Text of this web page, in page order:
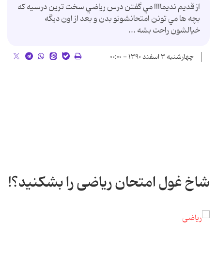
از قديم نديماااا مي گفتن درس رياضي سخت ترين درسيه که
بچه ها مي تونن امتحانشونو بدن و بعد از اون ديگه
خيالشون راحت بشه ...
چهارشنبه ۳ اسفند ۱۳۹۰ - ۰۰:۰۰
شاخ غول امتحان ریاضی را بشکنید؟!